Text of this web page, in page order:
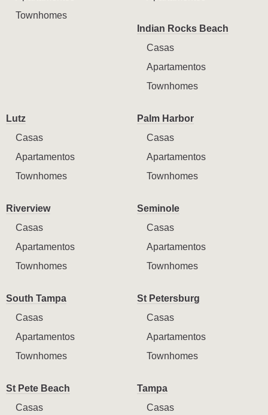
Townhomes
Indian Rocks Beach
Casas
Apartamentos
Townhomes
Lutz
Casas
Apartamentos
Townhomes
Palm Harbor
Casas
Apartamentos
Townhomes
Riverview
Casas
Apartamentos
Townhomes
Seminole
Casas
Apartamentos
Townhomes
South Tampa
Casas
Apartamentos
Townhomes
St Petersburg
Casas
Apartamentos
Townhomes
St Pete Beach
Casas
Tampa
Casas